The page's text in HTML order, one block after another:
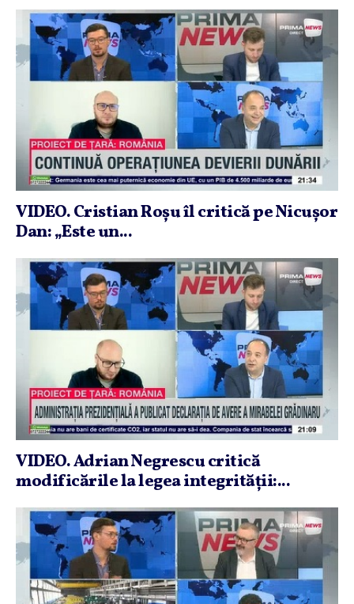
VIDEO. Cristian Roşu îl critică pe Nicuşor
Dan: „Este un...
VIDEO. Adrian Negrescu critică
modificările la legea integrităţii:...